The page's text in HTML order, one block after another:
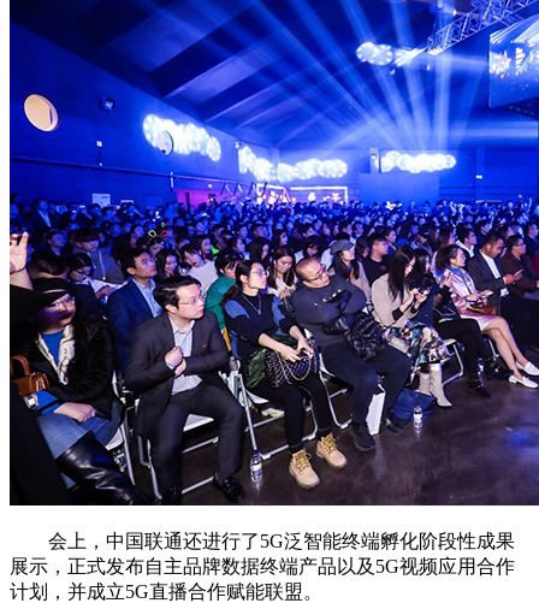
会上，中国联通还进行了5G泛智能终端孵化阶段性成果
展示，正式发布自主品牌数据终端产品以及5G视频应用合作
计划，并成立5G直播合作赋能联盟。